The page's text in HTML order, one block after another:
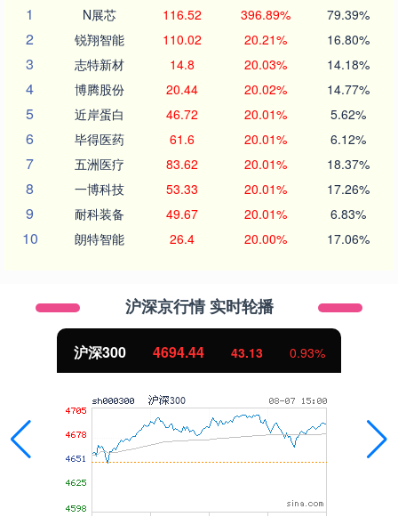
1
N展芯 116.52 396.89% 79.39%
2 锐翔智能 110.02 20.21% 16.80%
3 志特新材 14.8 20.03% 14.18%
4 博腾股份 20.44 20.02% 14.77%
5 近岸蛋白 46.72 20.01% 5.62%
6 毕得医药 61.6 20.01% 6.12%
7 五洲医疗 83.62 20.01% 18.37%
8 一博科技 53.33 20.01% 17.26%
9 耐科装备 49.67 20.01% 6.83%
10 朗特智能 26.4 20.00% 17.06%
沪深京行情 实时轮播
北证50 1134.24 11.37